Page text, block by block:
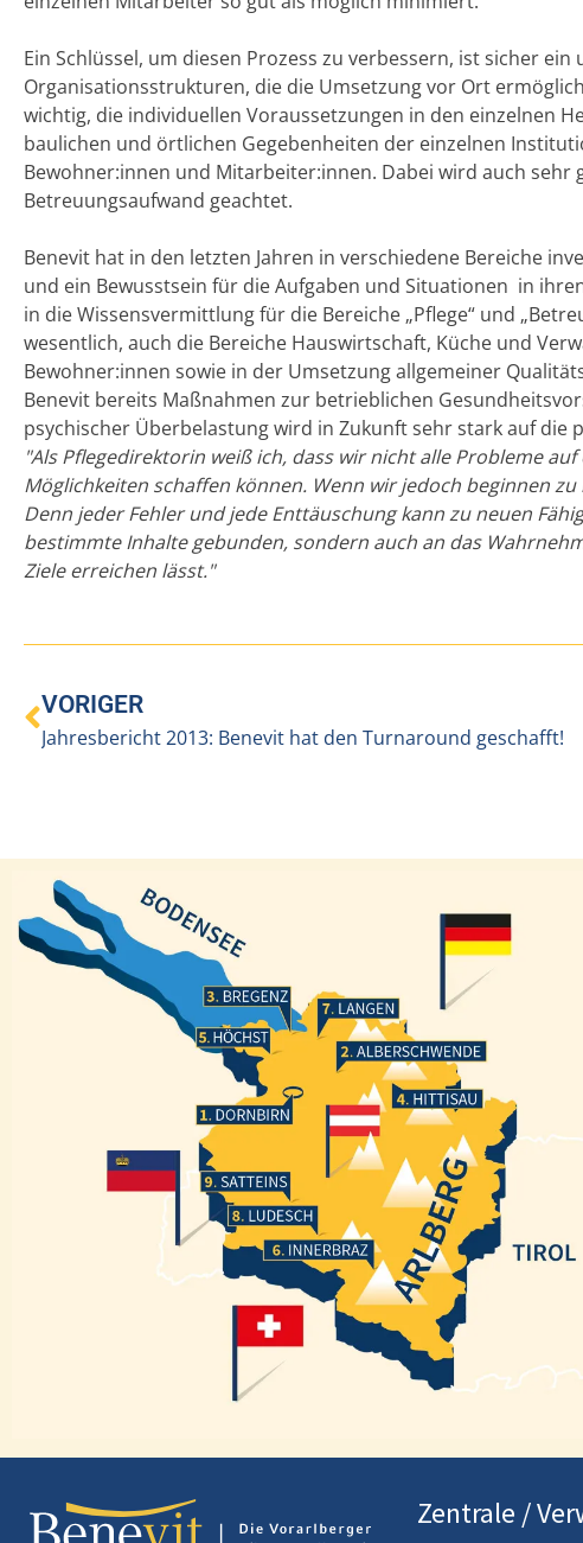
Ein Schlüssel, um diesen Prozess zu verbessern, ist sicher
Organisationsstrukturen, die die Umsetzung vor Ort
wichtig, die individuellen Voraussetzungen in den einzelnen
baulichen und örtlichen Gegebenheiten der einzelnen
Bewohner:innen und Mitarbeiter:innen. Dabei wird auch sehr
Betreuungsaufwand geachtet.
Benevit hat in den letzten Jahren in verschiedene Bereiche
und ein Bewusstsein für die Aufgaben und Situationen in
in die Wissensvermittlung für die Bereiche „Pflege“ und
wesentlich, auch die Bereiche Hauswirtschaft, Küche und
Bewohner:innen sowie in der Umsetzung allgemeiner
Benevit bereits Maßnahmen zur betrieblichen
psychischer Überbelastung wird in Zukunft sehr stark auf die
"Als Pflegedirektorin weiß ich, dass wir nicht alle Probleme
Möglichkeiten schaffen können. Wenn wir jedoch beginnen
Denn jeder Fehler und jede Enttäuschung kann zu neuen
bestimmte Inhalte gebunden, sondern auch an das
Ziele erreichen lässt."
VORIGER
Jahresbericht 2013: Benevit hat den Turnaround geschafft!
Dornbirn
Bregenz
Langen
Ludesch
Innerbraz
Alberschwende
Höchst
Zentrale /